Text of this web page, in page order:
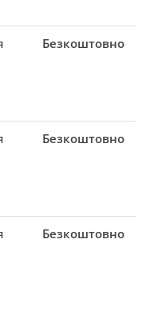
Безкоштовно
Безкоштовно
Безкоштовно